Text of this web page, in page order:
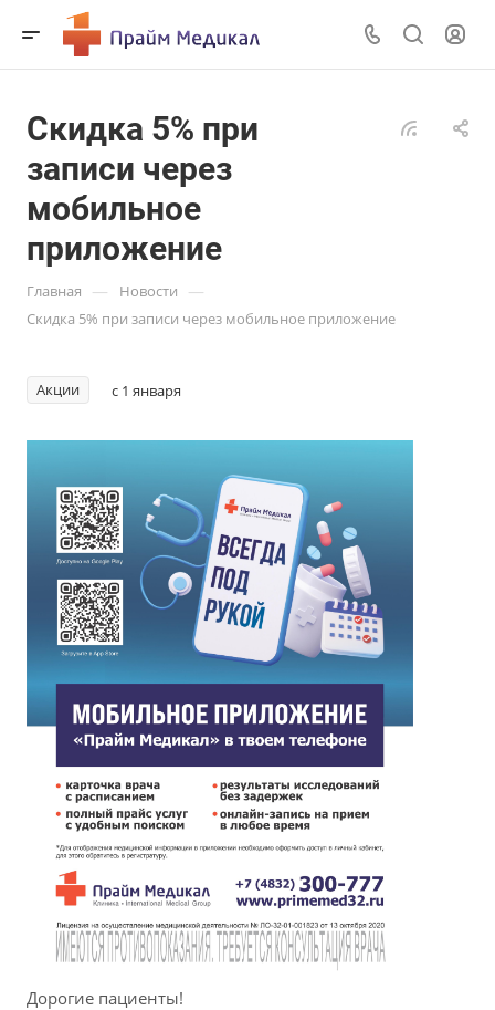
Скидка 5% при
записи через
мобильное
приложение
Главная — Новости —
Скидка 5% при записи через мобильное приложение
Акции с 1 января
Дорогие пациенты!